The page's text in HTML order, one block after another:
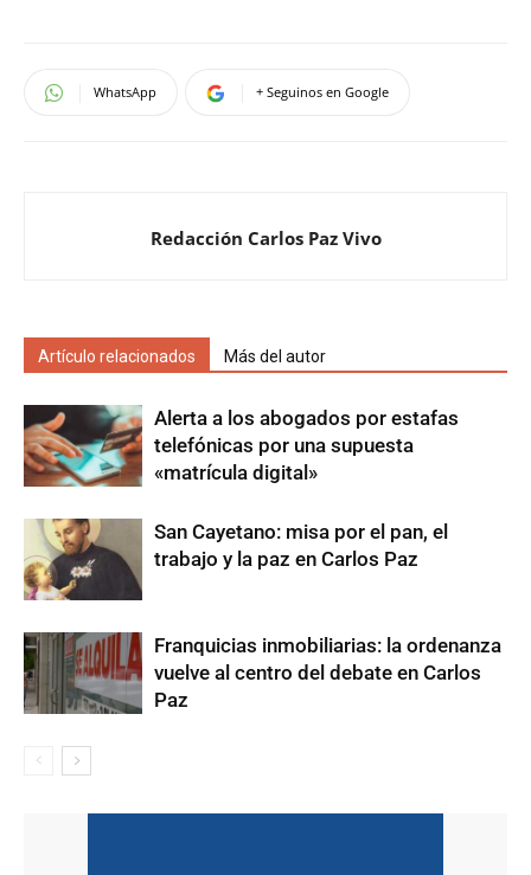
WhatsApp + Seguinos en Google
Redacción Carlos Paz Vivo
Artículo relacionados Más del autor
Alerta a los abogados por estafas
telefónicas por una supuesta
«matrícula digital»
San Cayetano: misa por el pan, el
trabajo y la paz en Carlos Paz
Franquicias inmobiliarias: la ordenanza
vuelve al centro del debate en Carlos
Paz